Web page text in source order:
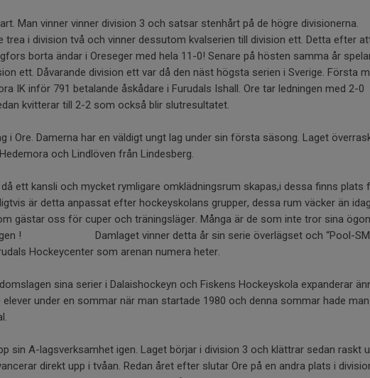
Man vinner vinner division 3 och satsar stenhårt på de högre divisionerna.
trea i division två och vinner dessutom kvalserien till division ett. Detta efter
borta ändar i Oreseger med hela 11-0! Senare på hösten samma år
ett. Dåvarande division ett var då den näst högsta serien i Sverige. Första
IK inför 791 betalande åskådare i Furudals Ishall. Ore tar ledningen med 2-0
kvitterar till 2-2 som också blir slutresultatet.
i Ore. Damerna har en väldigt ungt lag under sin första säsong. Laget
och Lindlöven från Lindesberg.
ett kansli och mycket rymligare omklädningsrum skapas,i dessa finns plats
är detta anpassat efter hockeyskolans grupper, dessa rum väcker än idag
gästar oss för cuper och träningsläger. Många är de som inte tror sina
! Damlaget vinner detta år sin serie överlägset och “Pool-
Hockeycenter som arenan numera heter.
sina serier i Dalaishockeyn och Fiskens Hockeyskola expanderar
under en sommar när man startade 1980 och denna sommar hade
sin A-lagsverksamhet igen. Laget börjar i division 3 och klättrar sedan raskt
direkt upp i tvåan. Redan året efter slutar Ore på en andra plats i